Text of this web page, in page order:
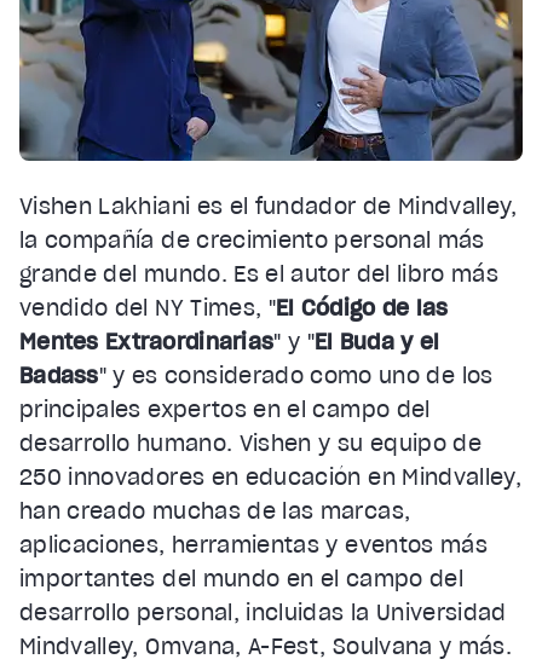
Vishen Lakhiani es el fundador de Mindvalley,
la compañía de crecimiento personal más
grande del mundo. Es el autor del libro más
vendido del NY Times, "El Código de las
Mentes Extraordinarias" y "El Buda y el
Badass" y es considerado como uno de los
principales expertos en el campo del
desarrollo humano. Vishen y su equipo de
250 innovadores en educación en Mindvalley,
han creado muchas de las marcas,
aplicaciones, herramientas y eventos más
importantes del mundo en el campo del
desarrollo personal, incluidas la Universidad
Mindvalley, Omvana, A-Fest, Soulvana y más.